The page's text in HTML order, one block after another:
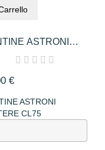
ASTRONI
€
ASTRONI
CL75